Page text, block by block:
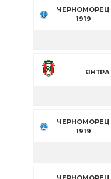
ЧЕРНОМОРЕЦ
1919
ЯНТРА
ЧЕРНОМОРЕЦ
1919